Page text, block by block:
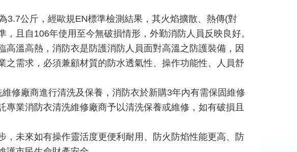
3.7公斤，經歐規EN標準檢測結果，其火焰擴散、熱傳(對
且自106年使用至今無破損情形，外勤消防人員反映良好。
溫高熱，消防衣是防護消防人員面對高溫之防護裝備，因
需求，必須兼顧材質的防水透氣性、操作功能性、人員舒
修廠商進行清洗及保養，消防衣於新購3年內有需保固維修
業消防衣清洗維修廠商予以清洗保養或維修，如有破損且
未來如有操作靈活度更便利耐用、防火防焰性能更高、防